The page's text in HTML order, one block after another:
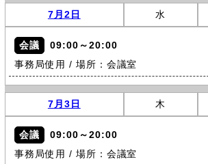
7月2日 水
会議
09:00～20:00
事務局使用 / 場所：会議室
7月3日 木
会議
09:00～20:00
事務局使用 / 場所：会議室